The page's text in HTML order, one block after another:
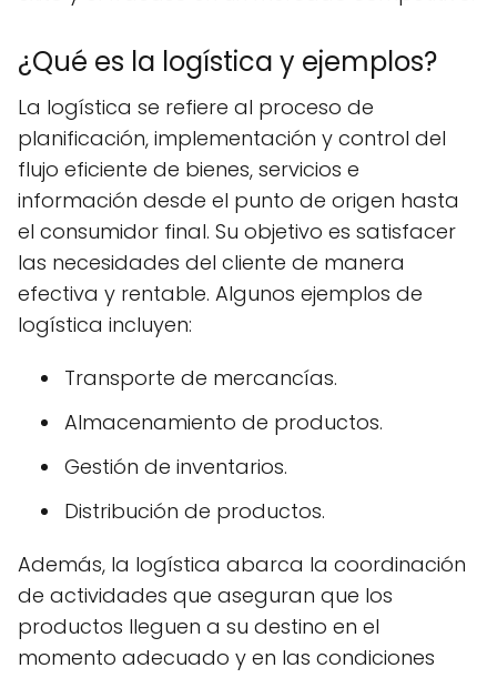
¿Qué es la logística y ejemplos?
La logística se refiere al proceso de
planificación, implementación y control del
flujo eficiente de bienes, servicios e
información desde el punto de origen hasta
el consumidor final. Su objetivo es satisfacer
las necesidades del cliente de manera
efectiva y rentable. Algunos ejemplos de
logística incluyen:
Transporte de mercancías.
Almacenamiento de productos.
Gestión de inventarios.
Distribución de productos.
Además, la logística abarca la coordinación
de actividades que aseguran que los
productos lleguen a su destino en el
momento adecuado y en las condiciones